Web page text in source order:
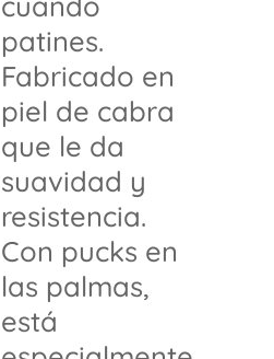
patines.
Fabricado en
piel de cabra
que le da
suavidad y
resistencia.
Con pucks en
las palmas,
está